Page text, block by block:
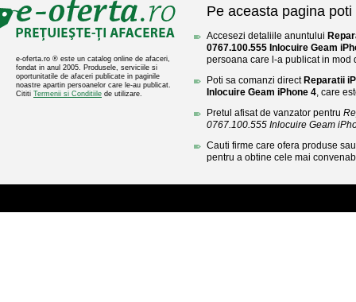
e-oferta.ro ® este un catalog online de afaceri,
fondat in anul 2005. Produsele, serviciile si
oportunitatile de afaceri publicate in paginile
noastre apartin persoanelor care le-au publicat.
Cititi Termenii si Conditiile de utilizare.
Pe aceasta pagina poti
Accesezi detaliile anuntului
0767.100.555 Inlocuire Geam
persoana care l-a publicat in mod
Poti sa comanzi direct Reparatii
Inlocuire Geam iPhone 4, care
Pretul afisat de vanzator pentru
0767.100.555 Inlocuire Geam
Cauti firme care ofera produse
pentru a obtine cele mai